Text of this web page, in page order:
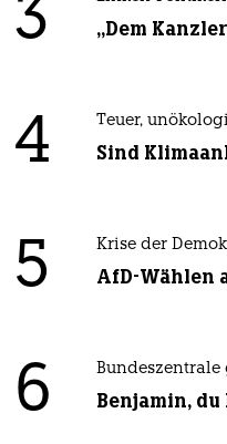
3 „Dem
4 Teuer,
Sind
5 Krise der
AfD-Wählen
6 Benjamin,